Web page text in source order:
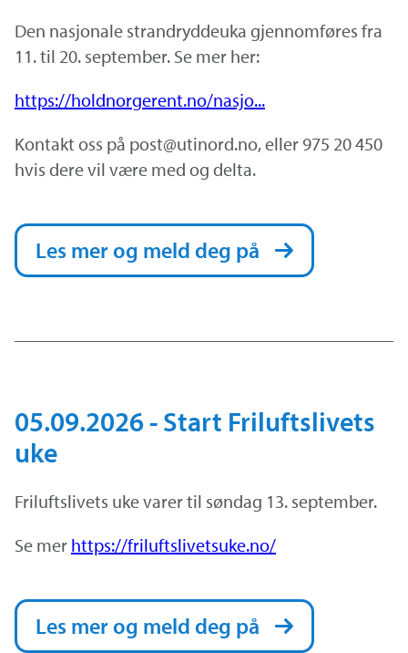
Den nasjonale strandryddeuka gjennomføres fra
11. til 20. september. Se mer her:
https://holdnorgerent.no/nasjo...
Kontakt oss på post@utinord.no, eller 975 20 450
hvis dere vil være med og delta.
Les mer og meld deg på
05.09.2026 - Start Friluftslivets
uke
Friluftslivets uke varer til søndag 13. september.
Se mer https://friluftslivetsuke.no/
Les mer og meld deg på